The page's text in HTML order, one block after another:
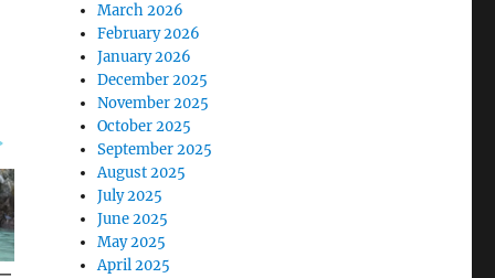
March 2026
February 2026
January 2026
December 2025
November 2025
October 2025
September 2025
August 2025
July 2025
June 2025
May 2025
April 2025